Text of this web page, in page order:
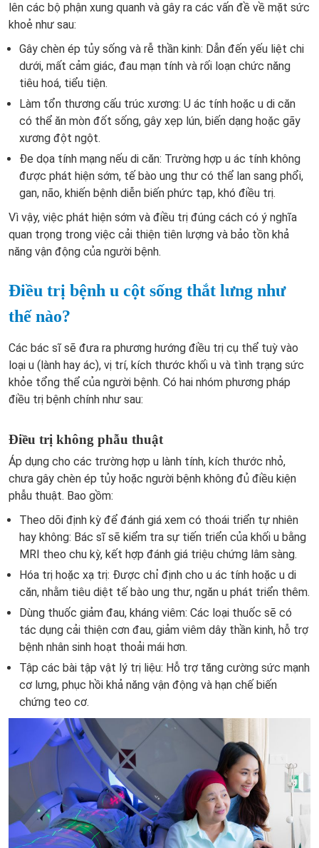
lên các bộ phận xung quanh và gây ra các vấn đề về mặt sức
khoẻ như sau:
Gây chèn ép tủy sống và rễ thần kinh: Dẫn đến yếu liệt chi
dưới, mất cảm giác, đau mạn tính và rối loạn chức năng
tiêu hoá, tiểu tiện.
Làm tổn thương cấu trúc xương: U ác tính hoặc u di căn
có thể ăn mòn đốt sống, gây xẹp lún, biến dạng hoặc gãy
xương đột ngột.
Đe dọa tính mạng nếu di căn: Trường hợp u ác tính không
được phát hiện sớm, tế bào ung thư có thể lan sang phổi,
gan, não, khiến bệnh diễn biến phức tạp, khó điều trị.
Vì vậy, việc phát hiện sớm và điều trị đúng cách có ý nghĩa
quan trọng trong việc cải thiện tiên lượng và bảo tồn khả
năng vận động của người bệnh.
Điều trị bệnh u cột sống thắt lưng như
thế nào?
Các bác sĩ sẽ đưa ra phương hướng điều trị cụ thể tuỳ vào
loại u (lành hay ác), vị trí, kích thước khối u và tình trạng sức
khỏe tổng thể của người bệnh. Có hai nhóm phương pháp
điều trị bệnh chính như sau:
Điều trị không phẫu thuật
Áp dụng cho các trường hợp u lành tính, kích thước nhỏ,
chưa gây chèn ép tủy hoặc người bệnh không đủ điều kiện
phẫu thuật. Bao gồm:
Theo dõi định kỳ để đánh giá xem có thoái triển tự nhiên
hay không: Bác sĩ sẽ kiểm tra sự tiến triển của khối u bằng
MRI theo chu kỳ, kết hợp đánh giá triệu chứng lâm sàng.
Hóa trị hoặc xạ trị: Được chỉ định cho u ác tính hoặc u di
căn, nhằm tiêu diệt tế bào ung thư, ngăn u phát triển thêm.
Dùng thuốc giảm đau, kháng viêm: Các loại thuốc sẽ có
tác dụng cải thiện cơn đau, giảm viêm dây thần kinh, hỗ trợ
bệnh nhân sinh hoạt thoải mái hơn.
Tập các bài tập vật lý trị liệu: Hỗ trợ tăng cường sức mạnh
cơ lưng, phục hồi khả năng vận động và hạn chế biến
chứng teo cơ.